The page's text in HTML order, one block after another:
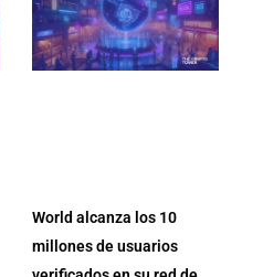
World alcanza los 10
millones de usuarios